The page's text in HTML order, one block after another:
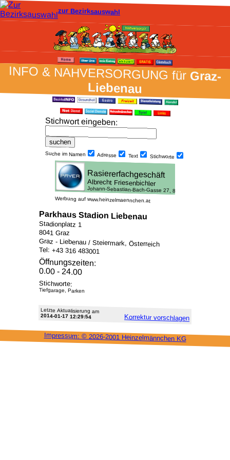
zur Bezirksauswahl
INFO & NAH­VER­SORG­UNG fürGraz-
Liebenau
Stich­wort ein­geben:
Suche im Namen Adresse Text Stich­worte
Werbung auf www.heinzelmaennchen.at
Parkhaus Stadion Liebenau
Stadionplatz 1
8041 Graz
Graz - Liebenau / Steiermark, Österreich
Tel: +43 316 483001
Öffnungszeiten:
0.00 - 24.00
Stichworte:
Tiefgarage, Parken
Letzte Aktu­alisie­rung am
2014-01-17 12:29:54 Korrektur vor­schlagen
Impressum: © 2026-2001 Heinzel­männchen KG